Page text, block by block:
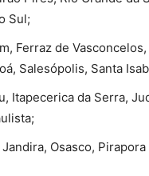
Sul;
Ferraz de
Salesópolis, Santa
Itapecerica da Serra,
Osasco,